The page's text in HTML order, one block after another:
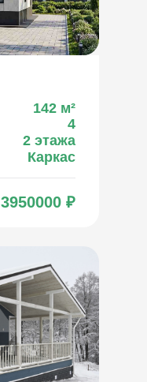
142 м²
4
2 этажа
Каркас
3950000 ₽